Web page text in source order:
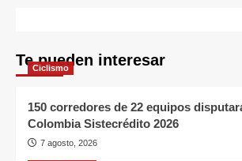
Te pueden interesar
Ciclismo
150 corredores de 22 equipos
Colombia Sistecrédito 2026
7 agosto, 2026